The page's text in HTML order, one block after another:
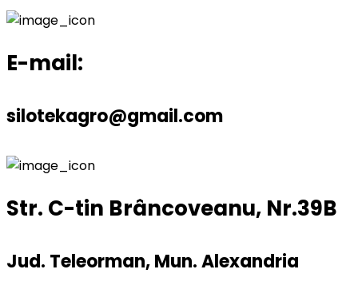
E-mail:
silotekagro@gmail.com
Str. C-tin Brâncoveanu, Nr.39B
Jud. Teleorman, Mun. Alexandria